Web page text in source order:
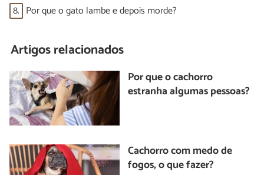
8. Por que o gato lambe e depois morde?
Artigos relacionados
Por que o cachorro
estranha algumas pessoas?
Cachorro com medo de
fogos, o que fazer?